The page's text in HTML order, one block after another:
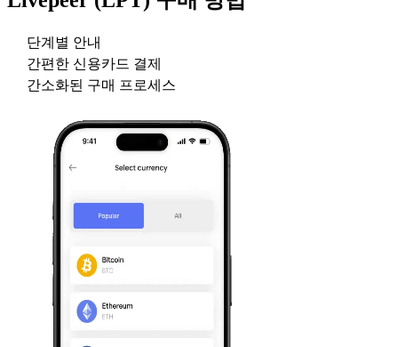
단계별 안내
간편한 신용카드 결제
간소화된 구매 프로세스